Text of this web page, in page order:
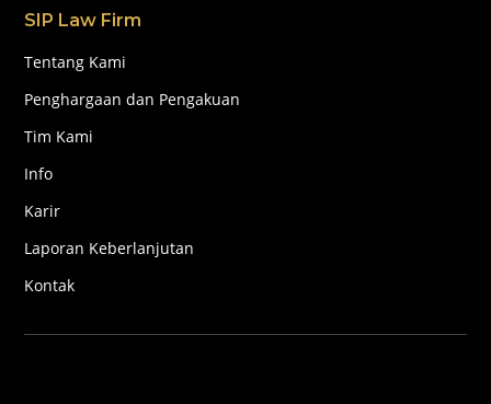
SIP Law Firm
Tentang Kami
Penghargaan dan Pengakuan
Tim Kami
Info
Karir
Laporan Keberlanjutan
Kontak